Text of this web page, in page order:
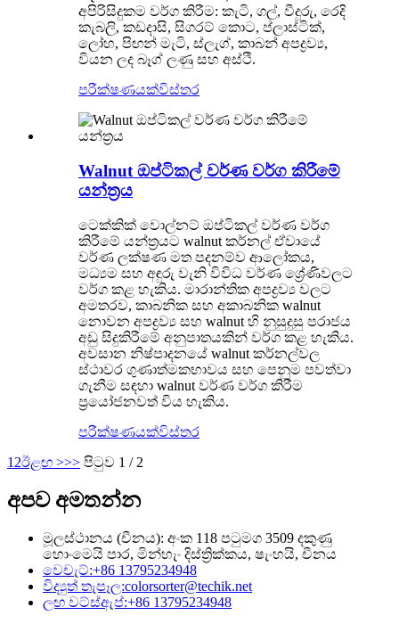
අපිරිසිදුකම වර්ග කිරීම: කැටි, ගල්, වීදුරු, රෙදි
කැබලි, කඩදාසි, සිගරට් කොට, ප්ලාස්ටික්,
ලෝහ, පිඟන් මැටි, ස්ලැග්, කාබන් අපද්‍රව්‍ය,
වියන ලද බෑග් ලණු සහ අස්ථි.
පරීක්ෂණයක්විස්තර
Walnut ඔප්ටිකල් වර්ණ වර්ග කිරීමේ
යන්ත්‍රය
ටෙක්කික් වොල්නට් ඔප්ටිකල් වර්ණ වර්ග
කිරීමේ යන්ත්‍රයට walnut කර්නල් ඒවායේ
වර්ණ ලක්ෂණ මත පදනම්ව ආලෝකය,
මධ්‍යම සහ අඳුරු වැනි විවිධ වර්ණ ශ්‍රේණිවලට
වර්ග කළ හැකිය. මාරාන්තික අපද්‍රව්‍ය වලට
අමතරව, කාබනික සහ අකාබනික walnut
නොවන අපද්‍රව්‍ය සහ walnut හි නුසුදුසු පරාජය
අඩු සිදුකිරීමේ අනුපාතයකින් වර්ග කළ හැකිය.
අවසාන නිෂ්පාදනයේ walnut කර්නල්වල
ස්ථාවර ගුණාත්මකභාවය සහ පෙනුම පවත්වා
ගැනීම සඳහා walnut වර්ණ වර්ග කිරීම
ප්‍රයෝජනවත් විය හැකිය.
පරීක්ෂණයක්විස්තර
1 2ඊළඟ >>> පිටුව 1 / 2
අපව අමතන්න
මූලස්ථානය (චීනය): අංක 118 පටුමග 3509 දකුණු
හොංමෙයි පාර, මින්හැං දිස්ත්‍රික්කය, ෂැංහයි, චීනය
වෙචැට්:+86 13795234948
විද්‍යුත් තැපෑල:colorsorter@techik.net
ලඟ වට්ස්ඇප්:+86 13795234948